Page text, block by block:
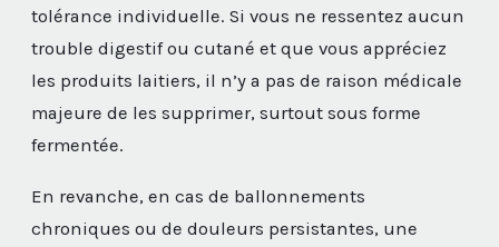
tolérance individuelle. Si vous ne ressentez aucun
trouble digestif ou cutané et que vous appréciez
les produits laitiers, il n’y a pas de raison médicale
majeure de les supprimer, surtout sous forme
fermentée.
En revanche, en cas de ballonnements
chroniques ou de douleurs persistantes, une